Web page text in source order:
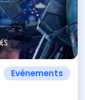
Evénements